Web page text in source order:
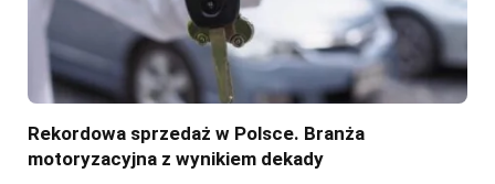
Rekordowa sprzedaż w Polsce. Branża
motoryzacyjna z wynikiem dekady